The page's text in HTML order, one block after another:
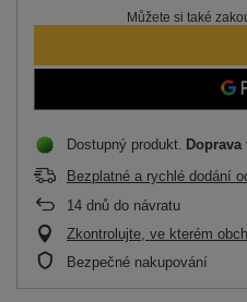
Můžete si také
Dostupný produkt Doprava
Bezplatné a rychlé dodání
14 dnů do návratu
Zkontrolujte, ve kterém
Bezpečné nakupování